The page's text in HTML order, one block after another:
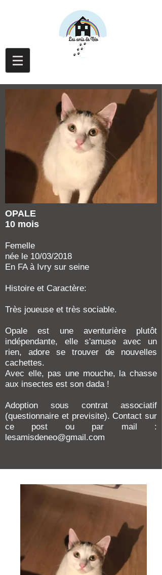
OPALE
10 mois
Femelle
née le 10/03/2018
En FA à Ivry sur seine
Histoire et Caractère:
Très joueuse et très sociable.
Opale est une aventurière plutôt
indépendante, elle s'amuse avec un
rien, adore se trouver de nouvelles
cachettes.
Avec elle, pas une mouche, la chasse
aux insectes est son dada !
Adoption sous contrat associatif
(questionnaire et previsite). Contact sur
ce post ou par mail :
lesamisdeneo@gmail.com